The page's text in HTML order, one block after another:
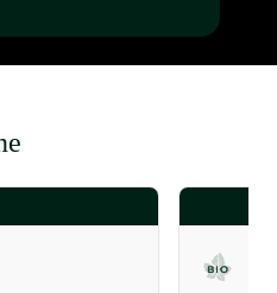
à prix encore doux.
en bio étant privilégié
qui s’installe.